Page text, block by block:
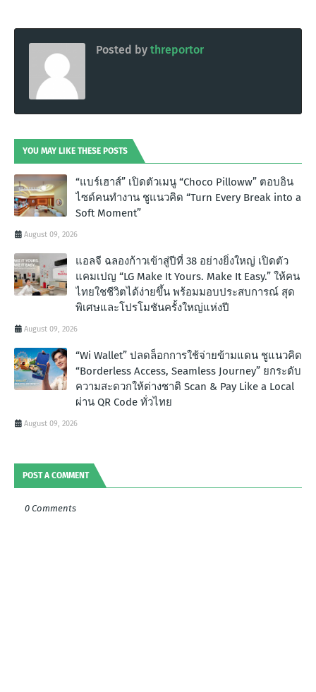
Posted by threportor
YOU MAY LIKE THESE POSTS
“แบร์เฮาส์” เปิดตัวเมนู “Choco Pilloww” ตอบอิน
ไซด์คนทำงาน ชูแนวคิด “Turn Every Break into a
Soft Moment”
August 09, 2026
แอลจี ฉลองก้าวเข้าสู่ปีที่ 38 อย่างยิ่งใหญ่ เปิดตัว
แคมเปญ “LG Make It Yours. Make It Easy.” ให้คน
ไทยใชชีวิตได้ง่ายขึ้น พร้อมมอบประสบการณ์ สุด
พิเศษและโปรโมชันครั้งใหญ่แห่งปี
August 09, 2026
“Wi Wallet” ปลดล็อกการใช้จ่ายข้ามแดน ชูแนวคิด
“Borderless Access, Seamless Journey” ยกระดับ
ความสะดวกให้ต่างชาติ Scan & Pay Like a Local
ผ่าน QR Code ทั่วไทย
August 09, 2026
POST A COMMENT
0 Comments